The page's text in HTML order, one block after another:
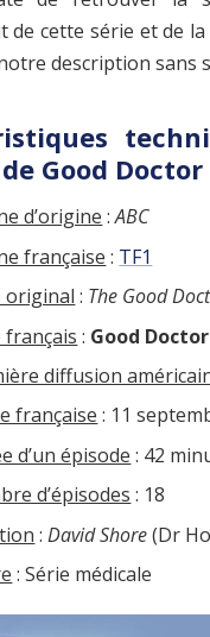
de cette série et de la
description sans
Good Doctor
d’origine :ABC
française : TF1
original : The Good
: Good Doctor
diffusion
française : 11
d’un épisode : 42
d’épisodes : 18
:David Shore(Dr
: Série médicale